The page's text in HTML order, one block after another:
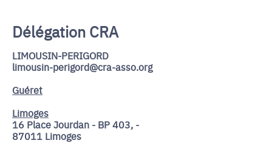
Délégation CRA
LIMOUSIN-PERIGORD
limousin-perigord@cra-asso.org
Guéret
Limoges
16 Place Jourdan - BP 403, -
87011 Limoges